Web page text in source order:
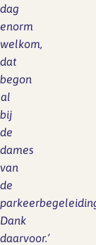
dag
enorm
welkom,
dat
begon
al
bij
de
dames
van
de
Dank
daarvoor.’